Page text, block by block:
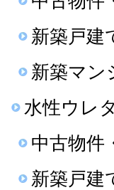
新築戸建
新築マン
水性ウレ
中古物件
新築戸建